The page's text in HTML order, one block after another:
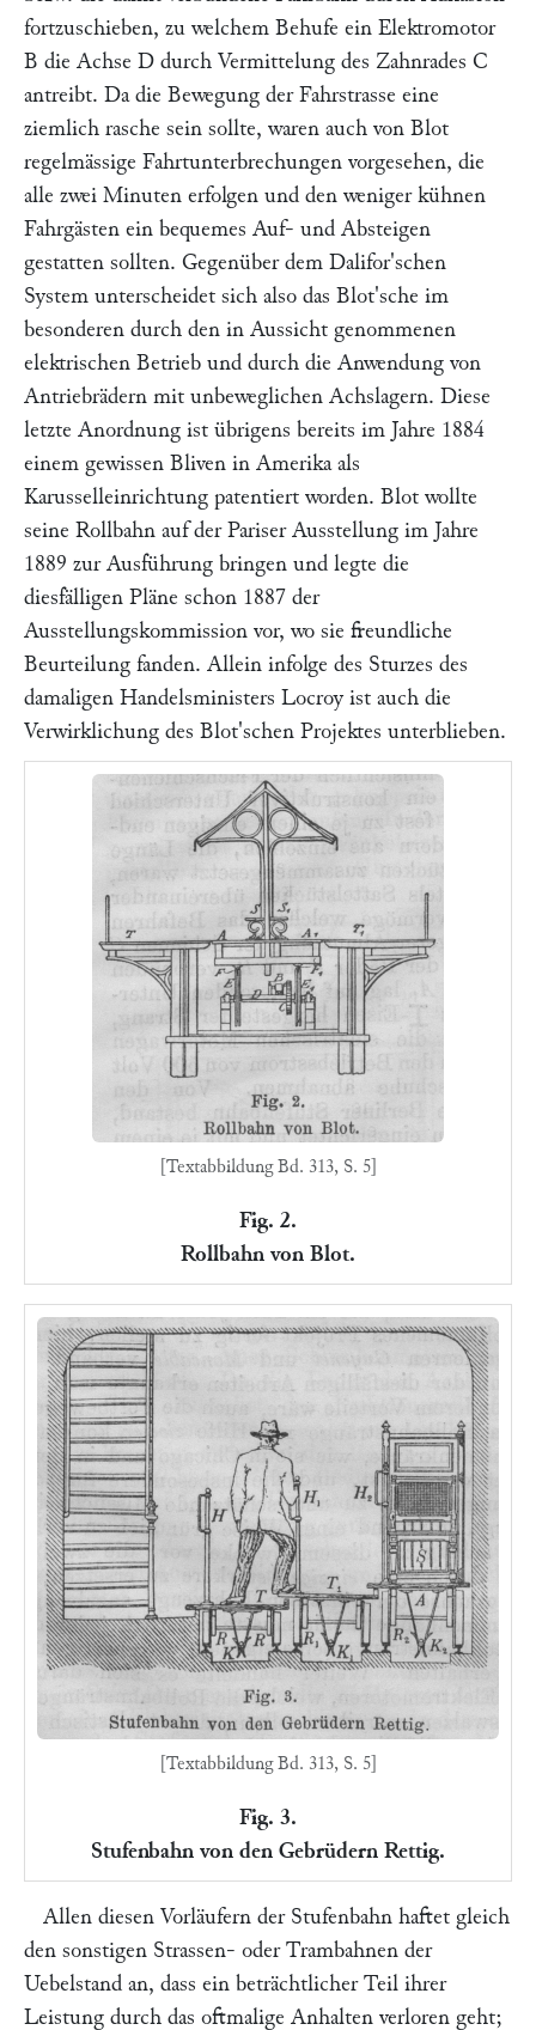
fortzuschieben, zu welchem Behufe ein Elektromotor
B die Achse D durch Vermittelung des Zahnrades C
antreibt. Da die Bewegung der Fahrstrasse eine
ziemlich rasche sein sollte, waren auch von Blot
regelmässige Fahrtunterbrechungen vorgesehen, die
alle zwei Minuten erfolgen und den weniger kühnen
Fahrgästen ein bequemes Auf- und Absteigen
gestatten sollten. Gegenüber dem Dalifor'schen
System unterscheidet sich also das Blot'sche im
besonderen durch den in Aussicht genommenen
elektrischen Betrieb und durch die Anwendung von
Antriebrädern mit unbeweglichen Achslagern. Diese
letzte Anordnung ist übrigens bereits im Jahre 1884
einem gewissen Bliven in Amerika als
Karusselleinrichtung patentiert worden. Blot wollte
seine Rollbahn auf der Pariser Ausstellung im Jahre
1889 zur Ausführung bringen und legte die
diesfälligen Pläne schon 1887 der
Ausstellungskommission vor, wo sie freundliche
Beurteilung fanden. Allein infolge des Sturzes des
damaligen Handelsministers Locroyist auch die
Verwirklichung des Blot'schen Projektes unterblieben.
[Textabbildung Bd. 313, S. 5]
Fig. 2.
Rollbahn von Blot.
[Textabbildung Bd. 313, S. 5]
Fig. 3.
Stufenbahn von den Gebrüdern Rettig.
Allen diesen Vorläufern der Stufenbahn haftet gleich
den sonstigen Strassen- oder Trambahnen der
Uebelstand an, dass ein beträchtlicher Teil ihrer
Leistung durch das oftmalige Anhalten verloren geht;